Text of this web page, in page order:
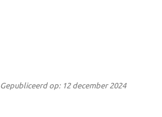
Gepubliceerd op: 12 december 2024